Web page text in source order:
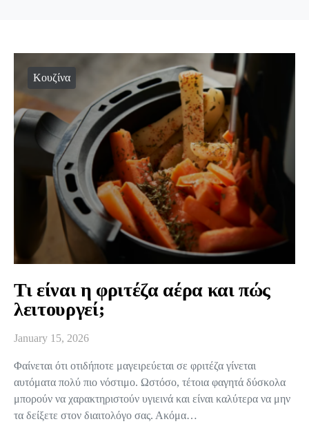
Κουζίνα
Τι είναι η φριτέζα αέρα και πώς
λειτουργεί;
January 15, 2026
Φαίνεται ότι οτιδήποτε μαγειρεύεται σε φριτέζα γίνεται
αυτόματα πολύ πιο νόστιμο. Ωστόσο, τέτοια φαγητά δύσκολα
μπορούν να χαρακτηριστούν υγιεινά και είναι καλύτερα να μην
τα δείξετε στον διαιτολόγο σας. Ακόμα…